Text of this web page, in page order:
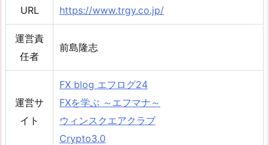
URL https://www.trgy.co.jp/
運営責
任者
前島隆志
運営サ
イト
FX blog エフログ24
FXを学ぶ ～エフマナ～
ウィンスクエアクラブ
Crypto3.0